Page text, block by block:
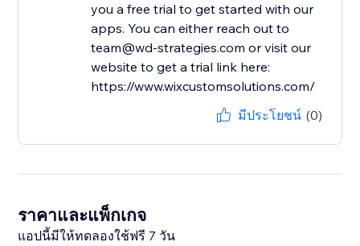
you a free trial to get started with our
apps. You can either reach out to
team@wd-strategies.com or visit our
website to get a trial link here:
https://www.wixcustomsolutions.com/
มีประโยชน์ (0)
ราคาและแพ็กเกจ
แอปนี้มีให้ทดลองใช้ฟรี 7 วัน